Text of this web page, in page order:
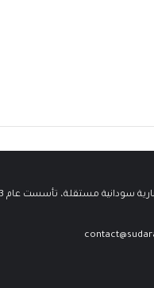
سودانية مستقلة، تأسست عام 2013.